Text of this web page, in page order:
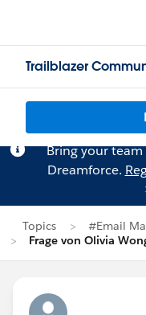
Trailblazer
Bring your
Dreamforce.
Topics
#Email
Frage von Olivia